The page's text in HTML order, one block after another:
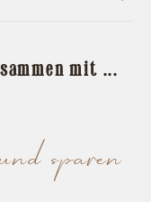
sparen
mit ...